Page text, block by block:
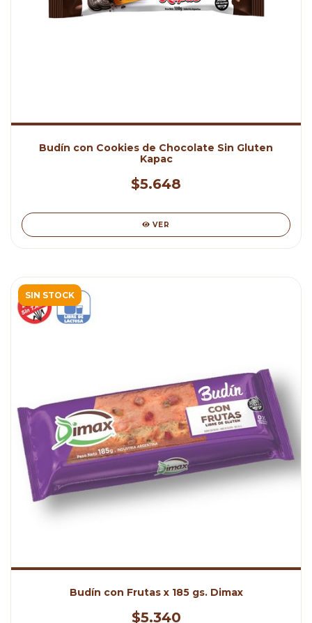
Budín con Cookies de Chocolate Sin Gluten
Kapac
$5.648
VER
SIN STOCK
Budín con Frutas x 185 gs. Dimax
$5.340